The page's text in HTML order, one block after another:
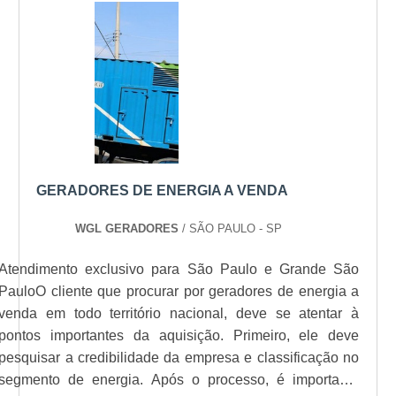
empresa atua com destreza no ramo desde
2011 e tem foco na satisfação dos contratantes.
Fale com um dos colaboradores da companhia
forma, o modelo também é um maquinário
indispensável para a produtividade,
principalmente no setor comercial e industrial
uma vez que é altamente versátil, podendo ser
solicitado por locais como: Indústria
petroquímica;Condomínios residenciais e
comerciais;Shoppings e centros
comerciais;Concessionárias;Hospitais;Órgãos
públicos.INFORMAÇÕES IMPORTANTES
PRODUTOAntes de alugar gerador diesel, é
Resumidamente, seu funcionamento se dá a
partir da movimentação de um eixo central,
impulsionada pelo processo de queima do
combustível, resultando em uma energia
mecânica, que é transformada em energia
elétrica. Tal atividade acontece por meio da
GERADORES DE ENERGIA A VENDA
WGL GERADORES / SÃO PAULO - SP
exclusivo para São Paulo e Grande São
cliente que procurar por geradores de energia a
em todo território nacional, deve se atentar à
importantes da aquisição. Primeiro, ele deve
a credibilidade da empresa e classificação no
de energia. Após o processo, é importante